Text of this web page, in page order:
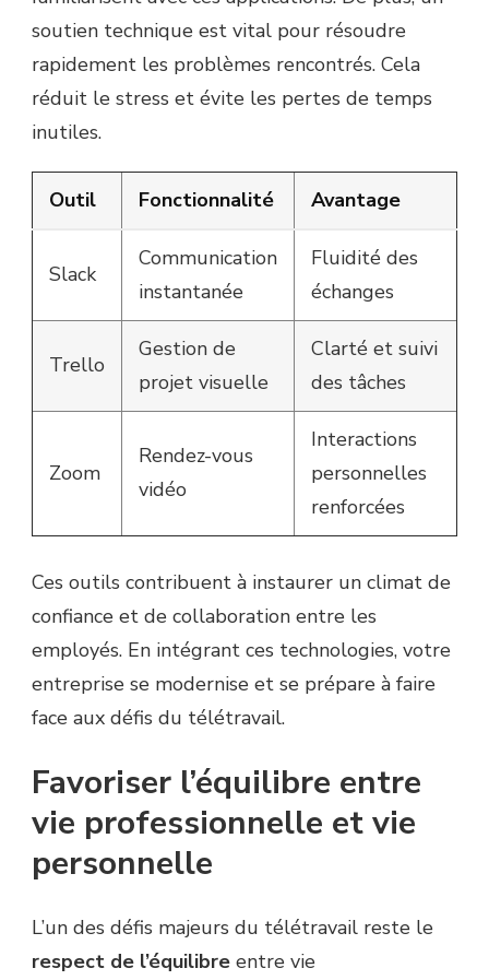
soutien technique est vital pour résoudre
rapidement les problèmes rencontrés. Cela
réduit le stress et évite les pertes de temps
inutiles.
Outil Fonctionnalité Avantage
Slack
Communication
instantanée
Fluidité des
échanges
Trello
Gestion de
projet visuelle
Clarté et suivi
des tâches
Zoom
Rendez-vous
vidéo
Interactions
personnelles
renforcées
Ces outils contribuent à instaurer un climat de
confiance et de collaboration entre les
employés. En intégrant ces technologies, votre
entreprise se modernise et se prépare à faire
face aux défis du télétravail.
Favoriser l’équilibre entre
vie professionnelle et vie
personnelle
L’un des défis majeurs du télétravail reste le
respect de l’équilibre entre vie